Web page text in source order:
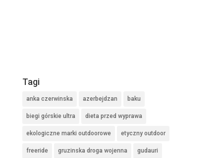
Tagi
anka czerwinska azerbejdzan baku
biegi górskie ultra dieta przed wyprawa
ekologiczne marki outdoorowe etyczny outdoor
freeride gruzinska droga wojenna gudauri